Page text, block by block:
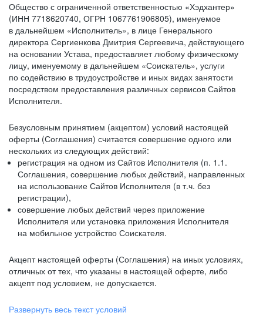
Общество с ограниченной ответственностью «Хэдхантер»
(ИНН 7718620740, ОГРН 1067761906805), именуемое
в дальнейшем «Исполнитель», в лице Генерального
директора Сергиенкова Дмитрия Сергеевича, действующего
на основании Устава, предоставляет любому физическому
лицу, именуемому в дальнейшем «Соискатель», услуги
по содействию в трудоустройстве и иных видах занятости
посредством предоставления различных сервисов Сайтов
Исполнителя.
Безусловным принятием (акцептом) условий настоящей
оферты (Соглашения) считается совершение одного или
нескольких из следующих действий:
регистрация на одном из Сайтов Исполнителя (п. 1.1.
Соглашения, совершение любых действий, направленных
на использование Сайтов Исполнителя (в т.ч. без
регистрации),
совершение любых действий через приложение
Исполнителя или установка приложения Исполнителя
на мобильное устройство Соискателя.
Акцепт настоящей оферты (Соглашения) на иных условиях,
отличных от тех, что указаны в настоящей оферте, либо
акцепт под условием, не допускается.
Развернуть весь текст условий